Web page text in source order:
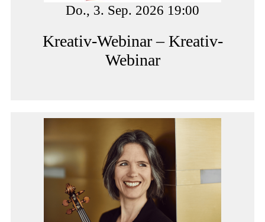
Do., 3. Sep. 2026 19:00
Kreativ-Webinar – Kreativ-
Webinar